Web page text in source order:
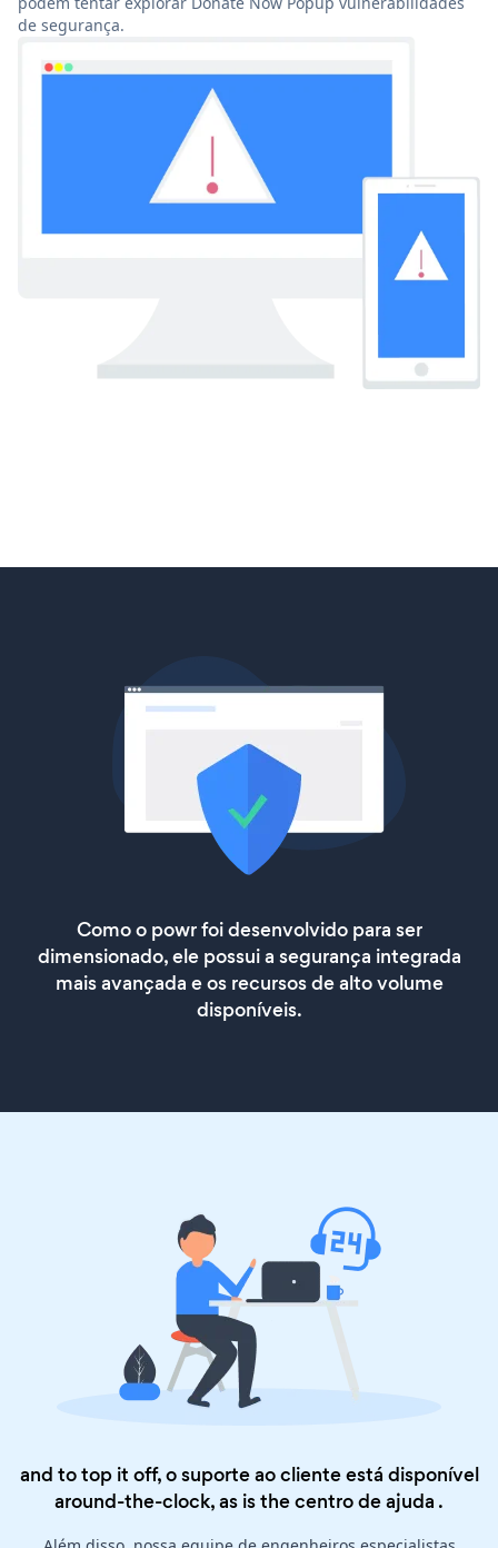
de segurança.
Como o powr foi desenvolvido para ser
dimensionado, ele possui a segurança integrada
mais avançada e os recursos de alto volume
disponíveis.
and to top it off, o suporte ao cliente está disponível
around-the-clock, as is thecentro de ajuda .